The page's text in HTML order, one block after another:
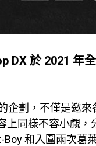
DX 於 2021 年
企劃，不僅是邀
上同樣不容小覷，
和入圍兩次葛